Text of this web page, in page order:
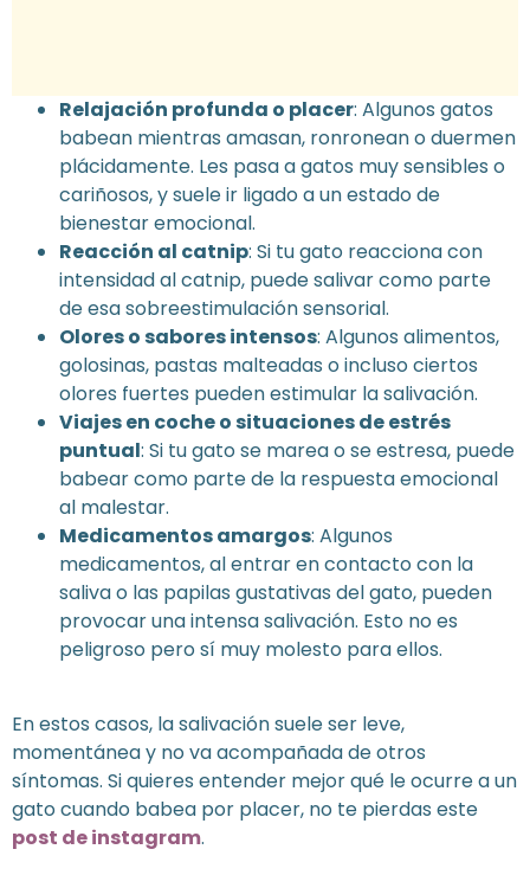
Relajación profunda o placer: Algunos gatos
babean mientras amasan, ronronean o duermen
plácidamente. Les pasa a gatos muy sensibles o
cariñosos, y suele ir ligado a un estado de
bienestar emocional.
Reacción al catnip: Si tu gato reacciona con
intensidad al catnip, puede salivar como parte
de esa sobreestimulación sensorial.
Olores o sabores intensos: Algunos alimentos,
golosinas, pastas malteadas o incluso ciertos
olores fuertes pueden estimular la salivación.
Viajes en coche o situaciones de estrés
puntual: Si tu gato se marea o se estresa, puede
babear como parte de la respuesta emocional
al malestar.
Medicamentos amargos: Algunos
medicamentos, al entrar en contacto con la
saliva o las papilas gustativas del gato, pueden
provocar una intensa salivación. Esto no es
peligroso pero sí muy molesto para ellos.
En estos casos, la salivación suele ser leve,
momentánea y no va acompañada de otros
síntomas. Si quieres entender mejor qué le ocurre a un
gato cuando babea por placer, no te pierdas este
post de instagram.